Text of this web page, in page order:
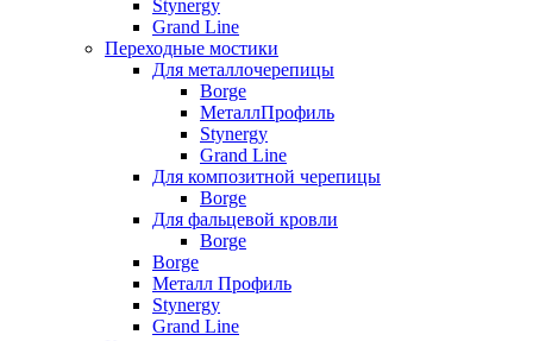
Stynergy
Grand Line
Переходные мостики
Для металлочерепицы
Borge
МеталлПрофиль
Stynergy
Grand Line
Для композитной черепицы
Borge
Для фальцевой кровли
Borge
Borge
Металл Профиль
Stynergy
Grand Line